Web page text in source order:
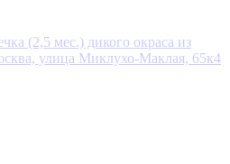
(2,5 мес.) дикого окраса из
улица Миклухо-Маклая, 65к4